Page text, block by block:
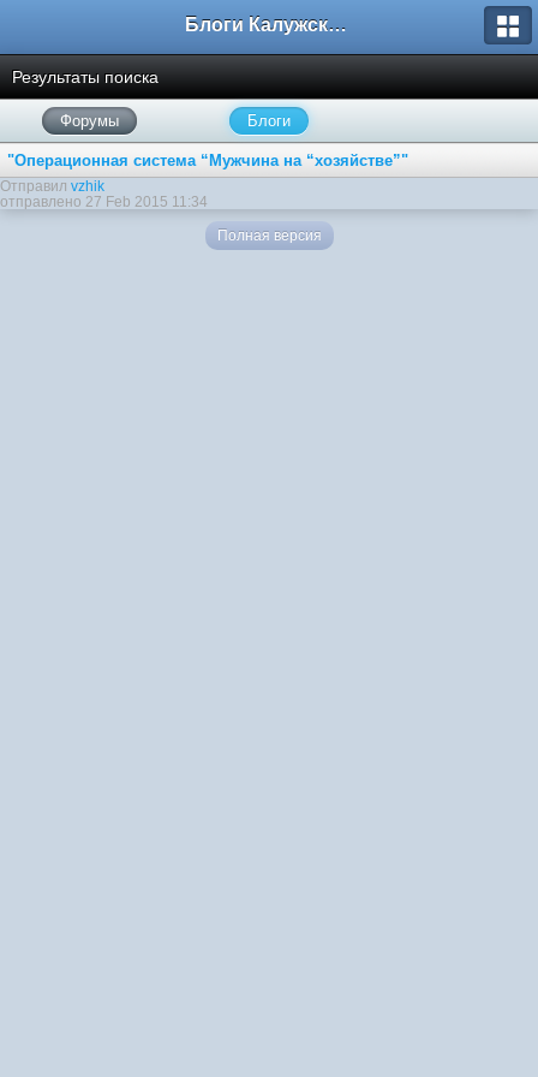
Блоги Калужского перекрестка
Результаты поиска
Форумы Блоги
"Операционная система “Мужчина на “хозяйстве”"
Отправил vzhik
отправлено 27 Feb 2015 11:34
Полная версия